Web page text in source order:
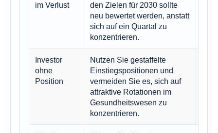
im Verlust
den Zielen für 2030 sollte
neu bewertet werden, anstatt
sich auf ein Quartal zu
konzentrieren.
Investor
ohne
Position
Nutzen Sie gestaffelte
Einstiegspositionen und
vermeiden Sie es, sich auf
attraktive Rotationen im
Gesundheitswesen zu
konzentrieren.